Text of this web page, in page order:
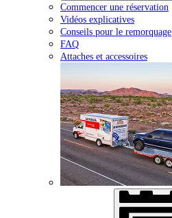
Commencer une réservation
Vidéos explicatives
Conseils pour le remorquage
FAQ
Attaches et accessoires